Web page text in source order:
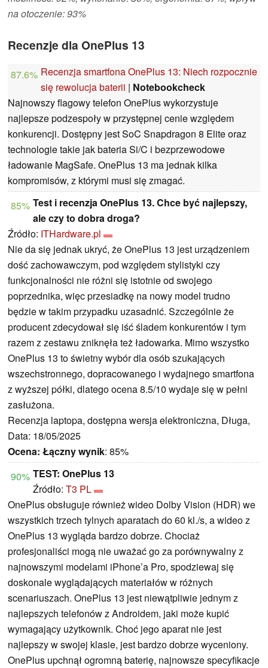
na otoczenie: 93%
Recenzje dla OnePlus 13
87.6% Recenzja smartfona OnePlus 13: Niech rozpocznie
się rewolucja baterii | Notebookcheck
Najnowszy flagowy telefon OnePlus wykorzystuje
najlepsze podzespoły w przystępnej cenie względem
konkurencji. Dostępny jest SoC Snapdragon 8 Elite oraz
technologie takie jak bateria Si/C i bezprzewodowe
ładowanie MagSafe. OnePlus 13 ma jednak kilka
kompromisów, z którymi musi się zmagać.
85% Test i recenzja OnePlus 13. Chce być najlepszy,
ale czy to dobra droga?
Źródło: ITHardware.pl
Nie da się jednak ukryć, że OnePlus 13 jest urządzeniem
dość zachowawczym, pod względem stylistyki czy
funkcjonalności nie różni się istotnie od swojego
poprzednika, więc przesiadkę na nowy model trudno
będzie w takim przypadku uzasadnić. Szczególnie że
producent zdecydował się iść śladem konkurentów i tym
razem z zestawu zniknęła też ładowarka. Mimo wszystko
OnePlus 13 to świetny wybór dla osób szukających
wszechstronnego, dopracowanego i wydajnego smartfona
z wyższej półki, dlatego ocena 8.5/10 wydaje się w pełni
zasłużona.
Recenzja laptopa, dostępna wersja elektroniczna, Długa,
Data: 18/05/2025
Ocena: Łączny wynik: 85%
90% TEST: OnePlus 13
Źródło: T3 PL
OnePlus obsługuje również wideo Dolby Vision (HDR) we
wszystkich trzech tylnych aparatach do 60 kl./s, a wideo z
OnePlus 13 wygląda bardzo dobrze. Chociaż
profesjonaliści mogą nie uważać go za porównywalny z
najnowszymi modelami iPhone’a Pro, spodziewaj się
doskonale wyglądających materiałów w różnych
scenariuszach. OnePlus 13 jest niewątpliwie jednym z
najlepszych telefonów z Androidem, jaki może kupić
wymagający użytkownik. Choć jego aparat nie jest
najlepszy w swojej klasie, jest bardzo dobrze wyceniony.
OnePlus upchnął ogromną baterię, najnowsze specyfikacje